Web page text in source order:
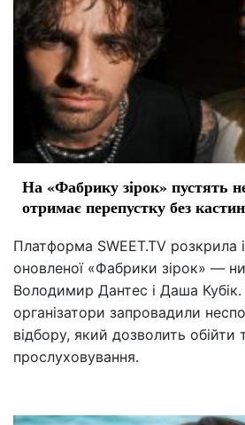
На «Фабрику зірок» пустять
отримає перепустку без
Платформа SWEET.TV розкрила
оновленої «Фабрики зірок» —
Володимир Дантес і Даша Кубік.
організатори запровадили
відбору, який дозволить обійти
прослуховування.